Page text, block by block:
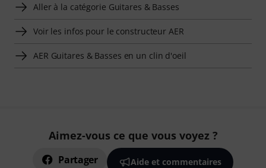
Aller à la catégorie Guitares & Basses
Voir les infos pour le constructeur AER
AER Guitares & Basses en un clin d'oeil
Aimez-vous ce que vous voyez ?
Partager Aide et commentaires